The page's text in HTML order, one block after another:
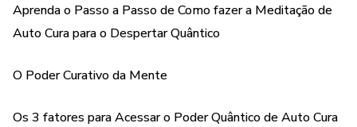
Mentais possibilitando assim Habilidades Internas de Auto
Cura.
É um Trabalho Terapêutico de Reprogramação Mental
Aprenda o Passo a Passo de Como fazer a Meditação de
Auto Cura para o Despertar Quântico
O Poder Curativo da Mente
Os 3 fatores para Acessar o Poder Quântico de Auto Cura